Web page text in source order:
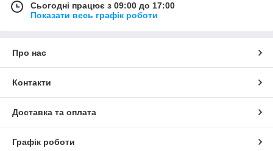
Сьогодні працює з 09:00 до 17:00
Показати весь графік роботи
Про нас
Контакти
Доставка та оплата
Графік роботи